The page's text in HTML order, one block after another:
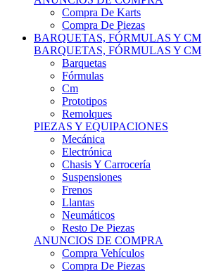
Compra De Karts
Compra De Piezas
BARQUETAS, FÓRMULAS Y CM
BARQUETAS, FÓRMULAS Y CM
Barquetas
Fórmulas
Cm
Prototipos
Remolques
PIEZAS Y EQUIPACIONES
Mecánica
Electrónica
Chasis Y Carrocería
Suspensiones
Frenos
Llantas
Neumáticos
Resto De Piezas
ANUNCIOS DE COMPRA
Compra Vehículos
Compra De Piezas